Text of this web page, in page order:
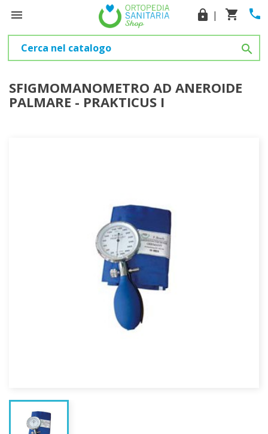
 phone
shopping_cart
lock |

SFIGMOMANOMETRO AD ANEROIDE
PALMARE - PRAKTICUS I